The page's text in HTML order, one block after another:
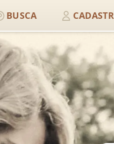
BUSCA